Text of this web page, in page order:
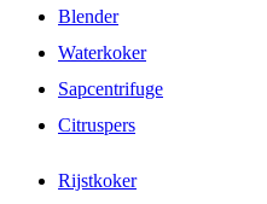
Blender
Waterkoker
Sapcentrifuge
Citruspers
Rijstkoker